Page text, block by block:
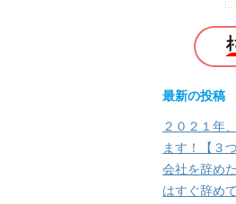
最新の投稿
２０２１年
ます！【３
会社を辞め
はすぐ辞め